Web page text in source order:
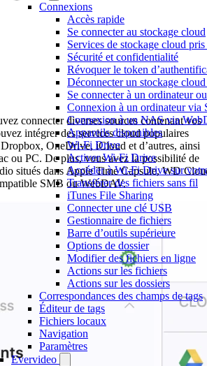
Connexions
Accès rapide
Se connecter au stockage cloud
Services de stockage cloud
Sécurité et confidentialité
Révoquer le token
Déconnecter un stockage
Se connecter à un ordinateur
Connexion à un ordinateur via
Connexion à un NAS via
Appareils disponibles
Wi-Fi Drive
Activer Wi-Fi Drive
Accéder à Wi-Fi Drive sur
Transférer des fichiers sans fil
iTunes File Sharing
Connecter une clé USB
Gestionnaire de fichiers
Barre d’outils supérieure
Options de dossier
Modifier des fichiers en ligne
Actions sur les fichiers
Actions sur les dossiers
Correspondances des champs de tags
Éditeur de tags
Fichiers locaux
Navigation
Paramètres
Evervideo
connecter diverses sources contenant vos
intégrer des services cloud populaires
OneDrive, iCloud et d’autres, ainsi
ou PC. De plus, vous avez la possibilité de
situés dans Apple Time Capsule, WD
SMB ou WebDAV.